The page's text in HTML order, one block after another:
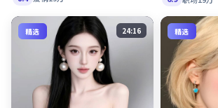
精选 24:16 精选